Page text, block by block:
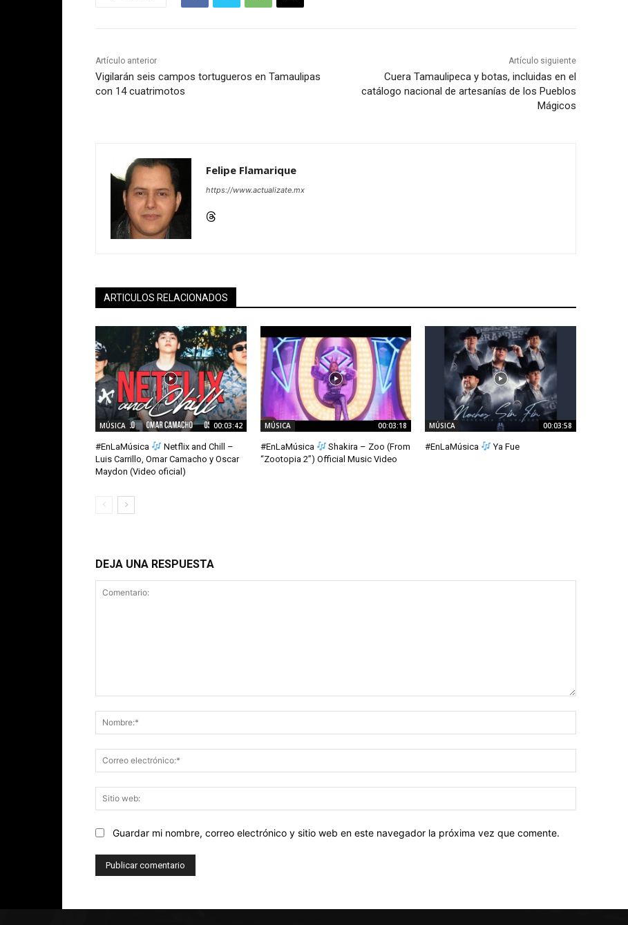
Artículo anterior
Vigilarán seis campos tortugueros en Tamaulipas
con 14 cuatrimotos
Artículo siguiente
Cuera Tamaulipeca y botas, incluidas en el
catálogo nacional de artesanías de los Pueblos
Mágicos
Felipe Flamarique
https://www.actualizate.mx
ARTICULOS RELACIONADOS
MÚSICA 00:03:42
#EnLaMúsica
Netflix and Chill –
Luis Carrillo, Omar Camacho y Oscar
Maydon (Video oficial)
MÚSICA 00:03:18
#EnLaMúsica
Shakira – Zoo (From
“Zootopia 2”) Official Music Video
MÚSICA 00:03:58
#EnLaMúsica Ya Fue
DEJA UNA RESPUESTA
electrónico:*
web:
Guardar mi nombre, correo electrónico y sitio web en este navegador la próxima vez que comente.